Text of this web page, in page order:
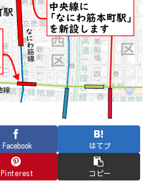
Facebook はてブ
Pinterest コピー